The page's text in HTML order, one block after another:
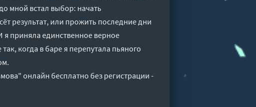
мной встал выбор: начать
результат, или прожить последние дни
я приняла единственное верное
когда в баре я перепутала пьяного
онлайн бесплатно без регистрации -